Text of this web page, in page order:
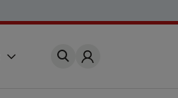
Account